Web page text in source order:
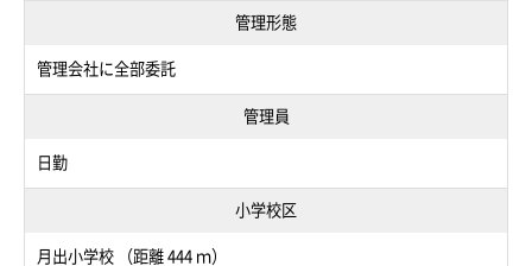
管理形態
管理会社に全部委託
管理員
日勤
小学校区
月出小学校 （距離 444 ｍ）